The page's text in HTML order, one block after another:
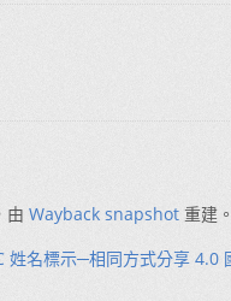
由 Wayback snapshot 重建
姓名標示─相同方式分享 4.0